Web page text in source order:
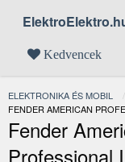
Kedvencek
ELEKTRONIKA ÉS MOBIL
JELENLEGI:
FENDER AMERICAN
Fender
Professional